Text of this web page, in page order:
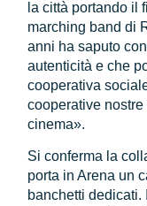
la città portando il
marching band di
anni ha saputo
autenticità e che
cooperativa
cooperative
cinema».
Si conferma la
porta in Arena un
banchetti